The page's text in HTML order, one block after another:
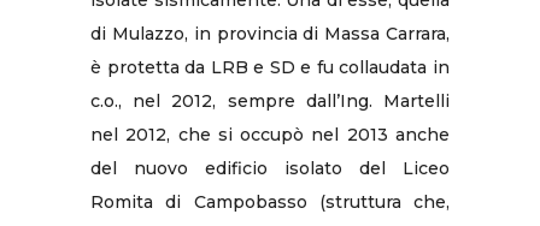
di Mulazzo, in provincia di Massa Carrara,
è protetta da LRB e SD e fu collaudata in
c.o., nel 2012, sempre dall’Ing. Martelli
nel 2012, che si occupò nel 2013 anche
del nuovo edificio isolato del Liceo
Romita di Campobasso (struttura che,